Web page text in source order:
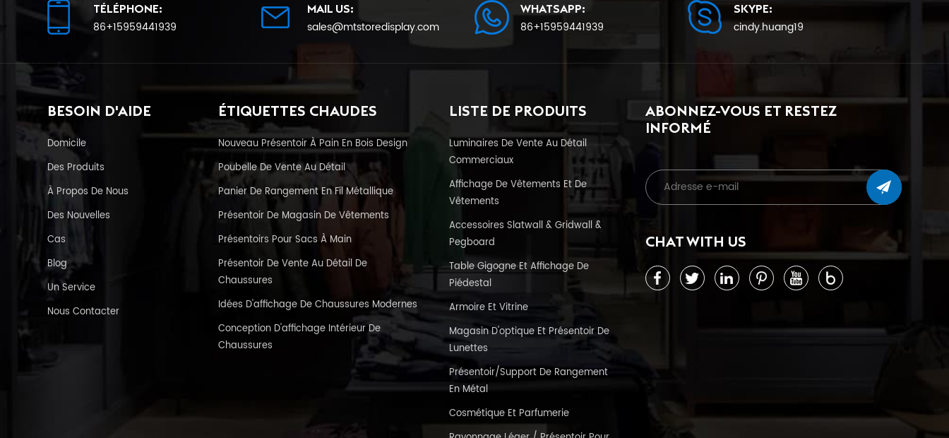
TÉLÉPHONE:
86+15959441939
MAIL US:
sales@mtstoredisplay.com
WHATSAPP:
86+15959441939
SKYPE:
cindy.huang19
BESOIN D'AIDE
Domicile
Des Produits
À Propos De Nous
Des Nouvelles
Cas
Blog
Un Service
Nous Contacter
ÉTIQUETTES CHAUDES
Nouveau Présentoir À Pain En Bois Design
Poubelle De Vente Au Détail
Panier De Rangement En Fil Métallique
Présentoir De Magasin De Vêtements
Présentoirs Pour Sacs À Main
Présentoir De Vente Au Détail De
Chaussures
Idées D'affichage De Chaussures Modernes
Conception D'affichage Intérieur De
Chaussures
LISTE DE PRODUITS
Luminaires De Vente Au Détail
Commerciaux
Affichage De Vêtements Et De
Vêtements
Accessoires Slatwall & Gridwall &
Pegboard
Table Gigogne Et Affichage De
Piédestal
Armoire Et Vitrine
Magasin D'optique Et Présentoir De
Lunettes
Présentoir/support De Rangement
En Métal
Cosmétique Et Parfumerie
ABONNEZ-VOUS ET RESTEZ
INFORMÉ
CHAT WITH US